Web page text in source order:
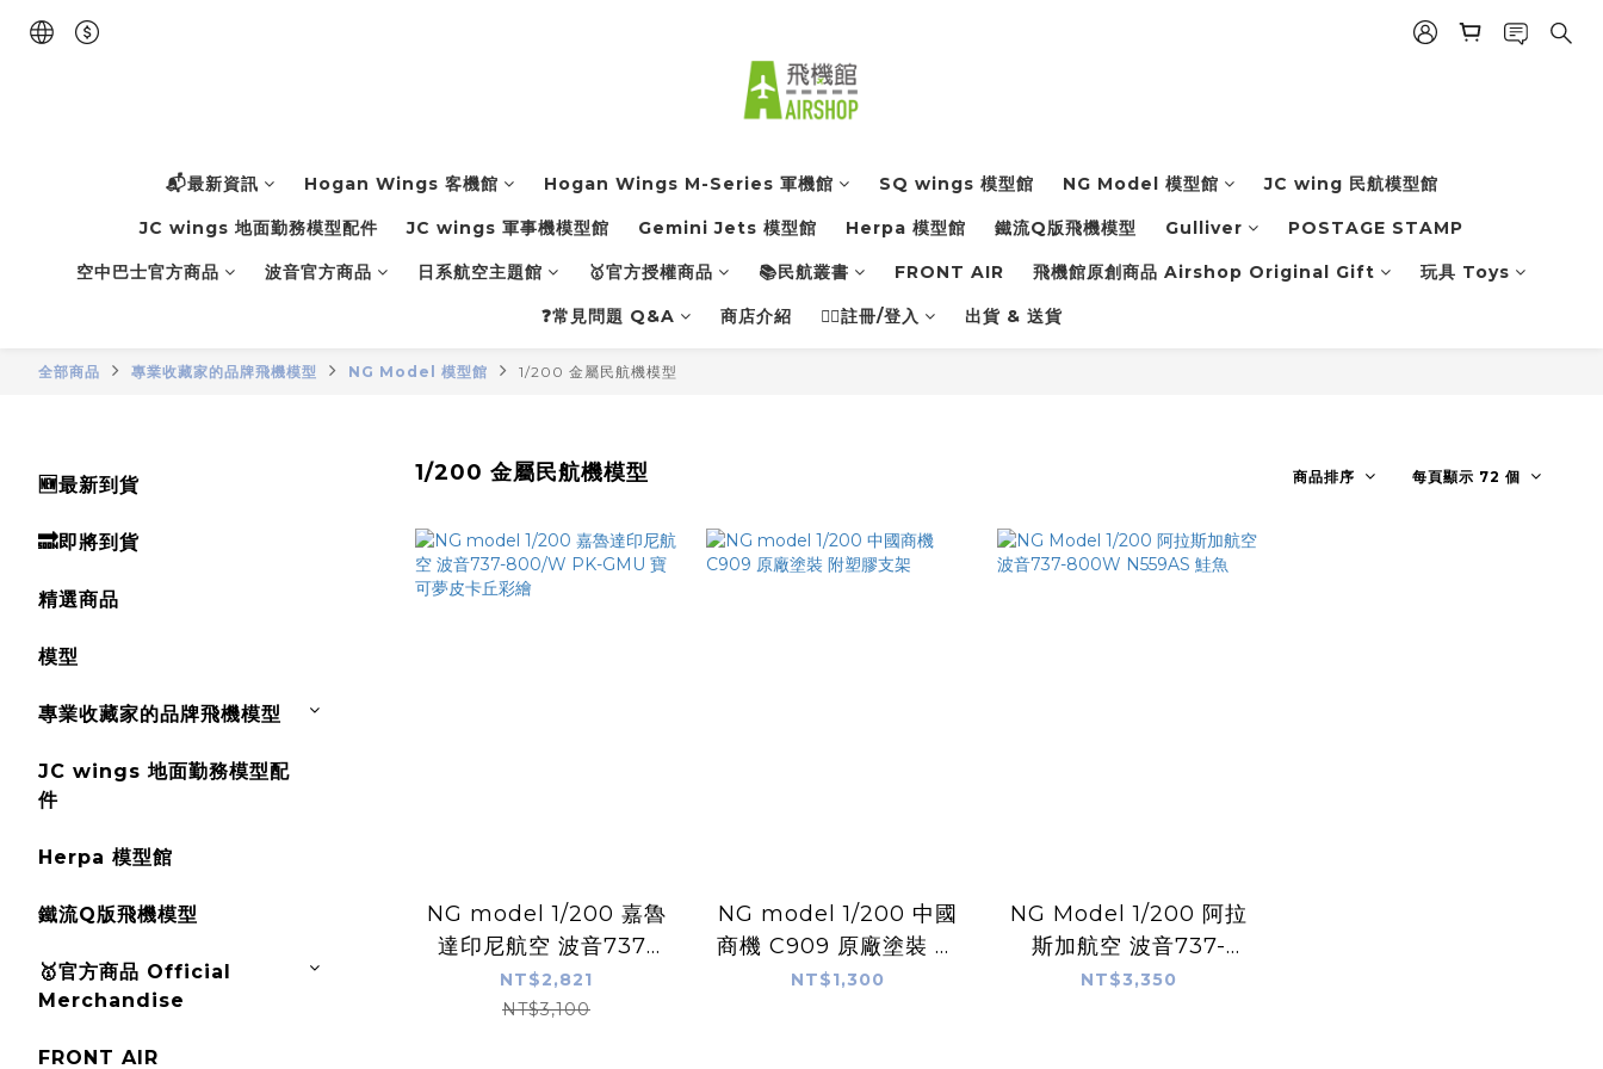
📬最新資訊 Hogan Wings 客機館 Hogan Wings M-Series 軍機館 SQ wings 模型館 NG Model 模型館 JC wing 民航模型館
JC wings 地面勤務模型配件 JC wings 軍事機模型館 Gemini Jets 模型館 Herpa 模型館 鐵流Q版飛機模型 Gulliver POSTAGE STAMP
空中巴士官方商品 波音官方商品 日系航空主題館 🥇官方授權商品 📚民航叢書 FRONT AIR 飛機館原創商品 Airshop Original Gift 玩具 Toys
❓常見問題 Q&A 商店介紹 👨‍✈️註冊/登入 出貨 & 送貨
全部商品 專業收藏家的品牌飛機模型 NG Model 模型館 1/200 金屬民航機模型
🆕最新到貨
🔜即將到貨
精選商品
模型
專業收藏家的品牌飛機模型
JC wings 地面勤務模型配
件
Herpa 模型館
鐵流Q版飛機模型
🥇官方商品 Official
Merchandise
FRONT AIR
1/200 金屬民航機模型 商品排序 每頁顯示 72 個
NG model 1/200 嘉魯
達印尼航空 波音737-
800/W PK-GMU 寶可
夢皮卡丘彩繪
NT$2,821
NT$3,100
NG model 1/200 中國
商機 C909 原廠塗裝 附
塑膠支架
NT$1,300
NG Model 1/200 阿拉
斯加航空 波音737-
800W N559AS 鮭魚
NT$3,350